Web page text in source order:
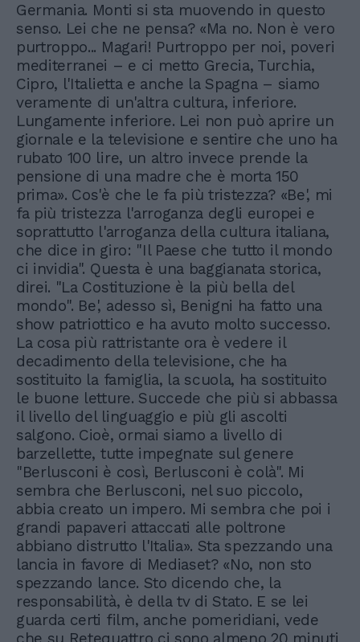
Germania. Monti si sta muovendo in questo
senso. Lei che ne pensa? «Ma no. Non è vero
purtroppo... Magari! Purtroppo per noi, poveri
mediterranei – e ci metto Grecia, Turchia,
Cipro, l'Italietta e anche la Spagna – siamo
veramente di un'altra cultura, inferiore.
Lungamente inferiore. Lei non può aprire un
giornale e la televisione e sentire che uno ha
rubato 100 lire, un altro invece prende la
pensione di una madre che è morta 150
prima». Cos'è che le fa più tristezza? «Be', mi
fa più tristezza l'arroganza degli europei e
soprattutto l'arroganza della cultura italiana,
che dice in giro: "Il Paese che tutto il mondo
ci invidia". Questa è una baggianata storica,
direi. "La Costituzione è la più bella del
mondo". Be', adesso sì, Benigni ha fatto una
show patriottico e ha avuto molto successo.
La cosa più rattristante ora è vedere il
decadimento della televisione, che ha
sostituito la famiglia, la scuola, ha sostituito
le buone letture. Succede che più si abbassa
il livello del linguaggio e più gli ascolti
salgono. Cioè, ormai siamo a livello di
barzellette, tutte impegnate sul genere
"Berlusconi è così, Berlusconi è colà". Mi
sembra che Berlusconi, nel suo piccolo,
abbia creato un impero. Mi sembra che poi i
grandi papaveri attaccati alle poltrone
abbiano distrutto l'Italia». Sta spezzando una
lancia in favore di Mediaset? «No, non sto
spezzando lance. Sto dicendo che, la
responsabilità, è della tv di Stato. E se lei
guarda certi film, anche pomeridiani, vede